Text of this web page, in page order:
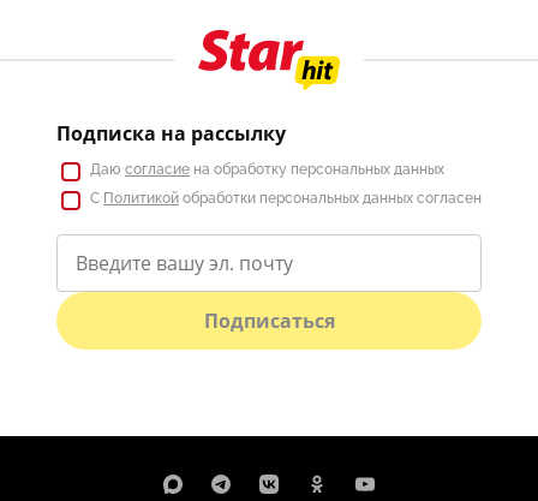
Подписка на рассылку
Даю согласие на обработку персональных данных
С Политикой обработки персональных данных согласен
Подписаться